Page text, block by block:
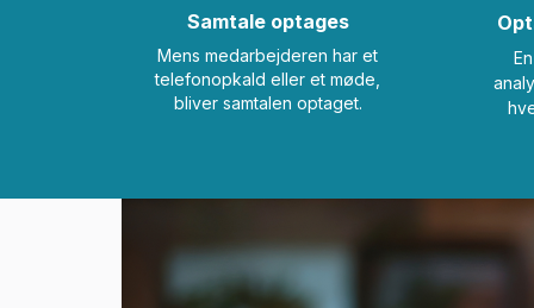
Samtale optages
Mens medarbejderen har et
telefonopkald eller et møde,
bliver samtalen optaget.